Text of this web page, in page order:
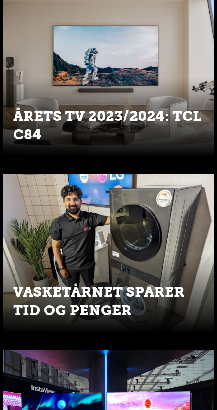
ÅRETS TV 2023/2024: TCL
C84
VASKETÅRNET SPARER
TID OG PENGER